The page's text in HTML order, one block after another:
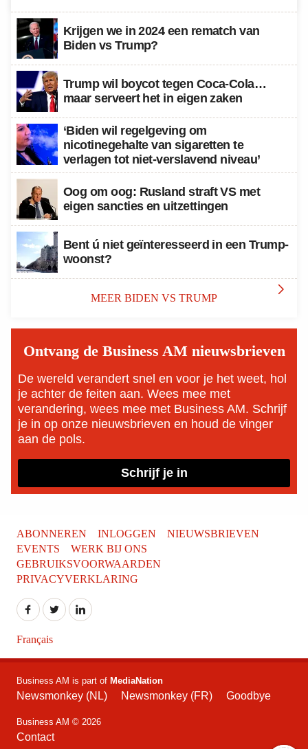
Krijgen we in 2024 een rematch van
Biden vs Trump?
Trump wil boycot tegen Coca-Cola…
maar serveert het in eigen zaken
‘Biden wil regelgeving om
nicotinegehalte van sigaretten te
verlagen tot niet-verslavend niveau’
Oog om oog: Rusland straft VS met
eigen sancties en uitzettingen
Bent ú niet geïnteresseerd in een Trump-
woonst?
MEER BIDEN VS TRUMP 
Ontvang de Business AM nieuwsbrieven
De wereld verandert snel en voor je het weet, hol
je achter de feiten aan. Wees mee met
verandering, wees mee met Business AM. Schrijf
je in op onze nieuwsbrieven en houd de vinger
aan de pols.
Schrijf je in
ABONNEREN INLOGGEN
NIEUWSBRIEVEN
EVENTS
WERK BIJ ONS
GEBRUIKSVOORWAARDEN
PRIVACYVERKLARING
Français
Business AM is part of MediaNation
Newsmonkey (NL) Newsmonkey (FR) Goodbye
Business AM © 2026
Contact